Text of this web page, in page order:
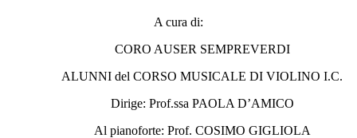
A cura di:
CORO AUSER SEMPREVERDI
ALUNNI del CORSO MUSICALE DI VIOLINO I.C.
Dirige: Prof.ssa PAOLA D’AMICO
Al pianoforte: Prof. COSIMO GIGLIOLA